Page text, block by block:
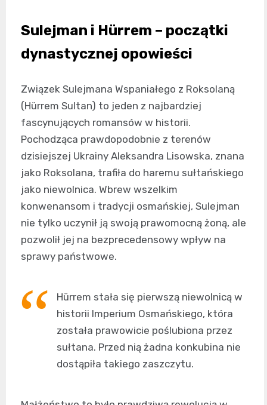
Sulejman i Hürrem – początki
dynastycznej opowieści
Związek Sulejmana Wspaniałego z Roksolaną
(Hürrem Sultan) to jeden z najbardziej
fascynujących romansów w historii.
Pochodząca prawdopodobnie z terenów
dzisiejszej Ukrainy Aleksandra Lisowska, znana
jako Roksolana, trafiła do haremu sułtańskiego
jako niewolnica. Wbrew wszelkim
konwenansom i tradycji osmańskiej, Sulejman
nie tylko uczynił ją swoją prawomocną żoną, ale
pozwolił jej na bezprecedensowy wpływ na
sprawy państwowe.
Hürrem stała się pierwszą niewolnicą w
historii Imperium Osmańskiego, która
została prawowicie poślubiona przez
sułtana. Przed nią żadna konkubina nie
dostąpiła takiego zaszczytu.